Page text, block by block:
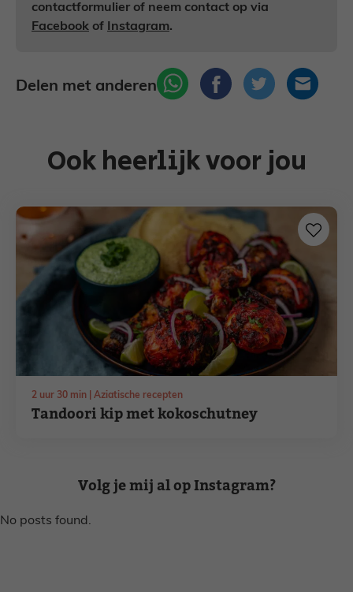
contactformulier of neem contact op via
Facebook of Instagram.
Delen met anderen
Ook heerlijk voor jou
2 uur
uur 30minuten
min Aziatische recepten
Tandoori kip met kokoschutney
Volg je mij al op Instagram?
No posts found.